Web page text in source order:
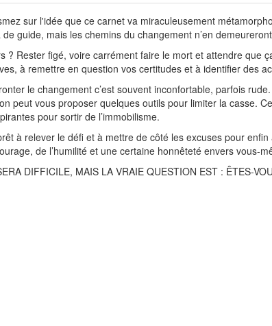
sur l'idée que ce carnet va miraculeusement
guide, mais les chemins du changement n’en
? Rester figé, voire carrément faire le mort et attendre que
à remettre en question vos certitudes et à identifier des
le changement c’est souvent inconfortable, parfois
peut vous proposer quelques outils pour limiter la casse.
pour sortir de l’immobilisme.
à relever le défi et à mettre de côté les excuses pour
de l’humilité et une certaine honnêteté envers vous-
DIFFICILE, MAIS LA VRAIE QUESTION EST : ÊTES-